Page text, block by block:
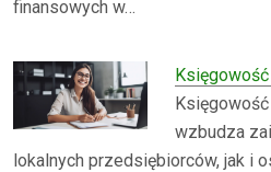
finansowych w…
wzbudza
lokalnych przedsiębiorców, jak i